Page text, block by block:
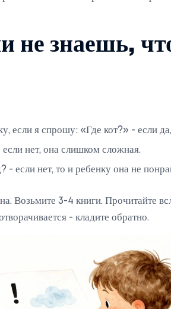
не знаешь,
если я спрошу: «Где кот?» - если
нет, она слишком сложная.
- если нет, то и ребенку она не
Возьмите 3-4 книги. Прочитайте
- кладите обратно.